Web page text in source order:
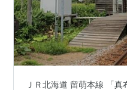
ＪＲ北海道 留萌本線 「